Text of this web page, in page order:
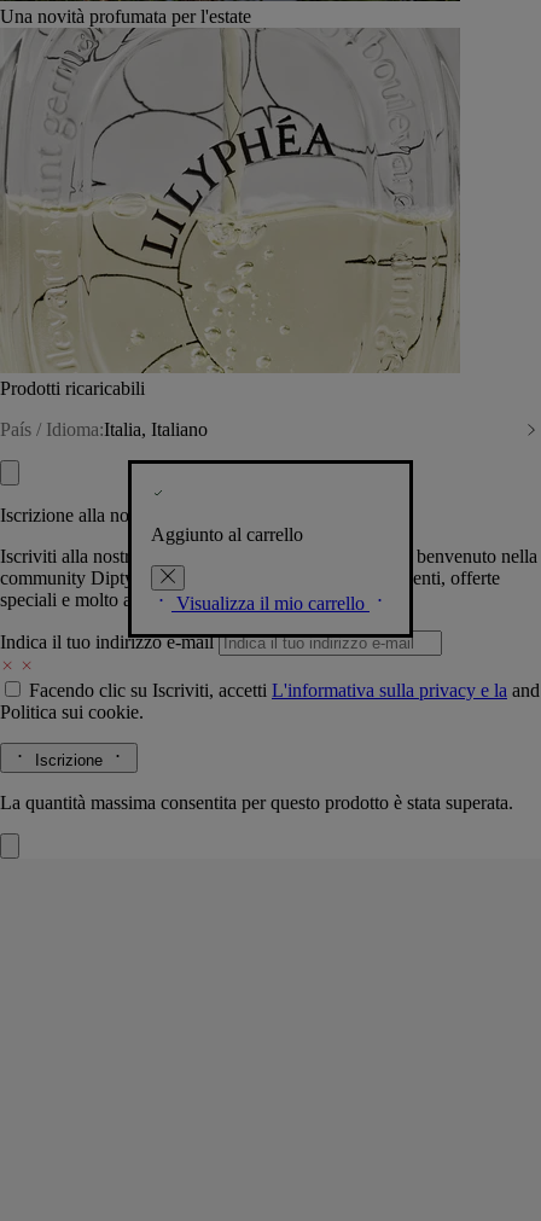
Una novità profumata per l'estate
Prodotti ricaricabili
País / Idioma:Italia, Italiano
Aggiunto al carrello
Visualizza il mio carrello
Iscrizione alla nostra Newsletter
Iscriviti alla nostra newsletter per permetterci di darti il benvenuto nella
community Diptyque e tenerti al corrente su novità, eventi, offerte
speciali e molto altro.
Indica il tuo indirizzo e-mail
Facendo clic su Iscriviti, accetti L'informativa sulla privacy e la and
Politica sui cookie.
Iscrizione
La quantità massima consentita per questo prodotto è stata superata.